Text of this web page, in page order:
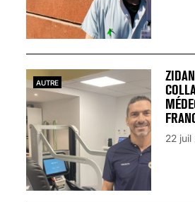
AUTRE
22 juil